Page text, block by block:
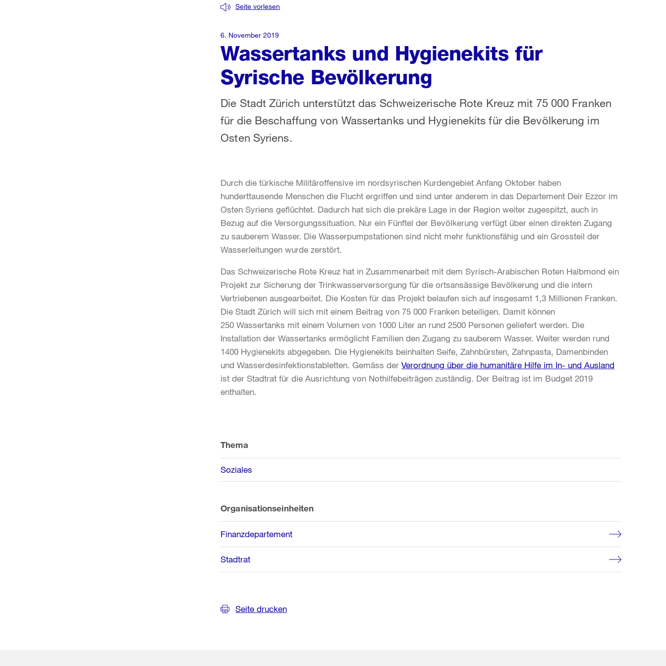
Wassertanks und Hygienekits für
Syrische Bevölkerung
Seite vorlesen
Die Stadt Zürich unterstützt das Schweizerische Rote Kreuz mit 75 000 Franken
für die Beschaffung von Wassertanks und Hygienekits für die Bevölkerung im
Osten Syriens.
6. November 2019
Durch die türkische Militäroffensive im nordsyrischen Kurdengebiet Anfang Oktober haben
hunderttausende Menschen die Flucht ergriffen und sind unter anderem in das Departement Deir Ezzor im
Osten Syriens geflüchtet. Dadurch hat sich die prekäre Lage in der Region weiter zugespitzt, auch in
Bezug auf die Versorgungssituation. Nur ein Fünftel der Bevölkerung verfügt über einen direkten Zugang
zu sauberem Wasser. Die Wasserpumpstationen sind nicht mehr funktionsfähig und ein Grossteil der
Wasserleitungen wurde zerstört.
Das Schweizerische Rote Kreuz hat in Zusammenarbeit mit dem Syrisch-Arabischen Roten Halbmond ein
Projekt zur Sicherung der Trinkwasserversorgung für die ortsansässige Bevölkerung und die intern
Vertriebenen ausgearbeitet. Die Kosten für das Projekt belaufen sich auf insgesamt 1,3 Millionen Franken.
Die Stadt Zürich will sich mit einem Beitrag von 75 000 Franken beteiligen. Damit können
250 Wassertanks mit einem Volumen von 1000 Liter an rund 2500 Personen geliefert werden. Die
Installation der Wassertanks ermöglicht Familien den Zugang zu sauberem Wasser. Weiter werden rund
1400 Hygienekits abgegeben. Die Hygienekits beinhalten Seife, Zahnbürsten, Zahnpasta, Damenbinden
und Wasserdesinfektionstabletten. Gemäss derVerordnung über die humanitäre Hilfe im In- und Ausland
ist der Stadtrat für die Ausrichtung von Nothilfebeiträgen zuständig. Der Beitrag ist im Budget 2019
enthalten.
Informationen
Thema
Soziales
Organisationseinheiten
Finanzdepartement
Stadtrat
Seite drucken